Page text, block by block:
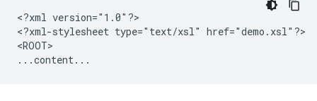
<?xml version="1.0"?>
<?xml-stylesheet type="text/xsl" href="demo.xsl"?>
<ROOT>